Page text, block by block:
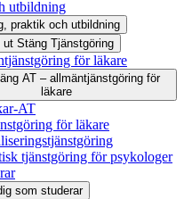
utbildning
praktik och utbildning
ut Stäng Tjänstgöring
för läkare
AT – allmäntjänstgöring för
läkare
AT
för läkare
tjänstgöring för psykologer
som studerar